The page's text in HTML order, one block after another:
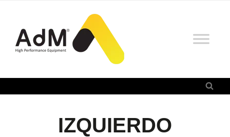
contenido
IZQUIERDO